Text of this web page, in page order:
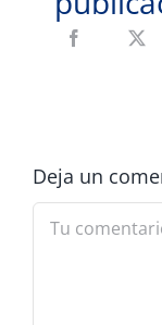
Deja un
Comment